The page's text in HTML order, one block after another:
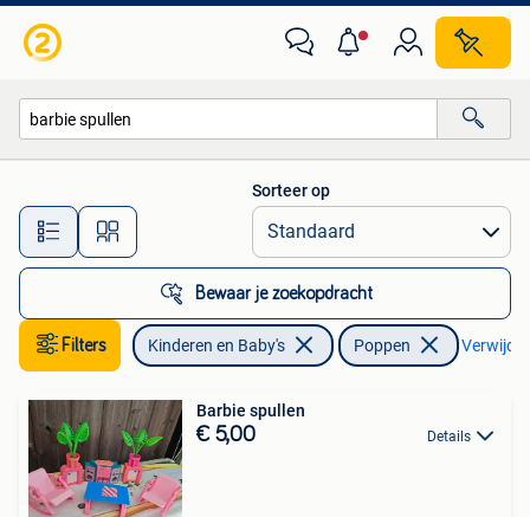
Alle afstanden…
Sorteer op
Bewaar je zoekopdracht
Filters Kinderen en Baby's Poppen
Barbie spullen
€ 5,00 Details